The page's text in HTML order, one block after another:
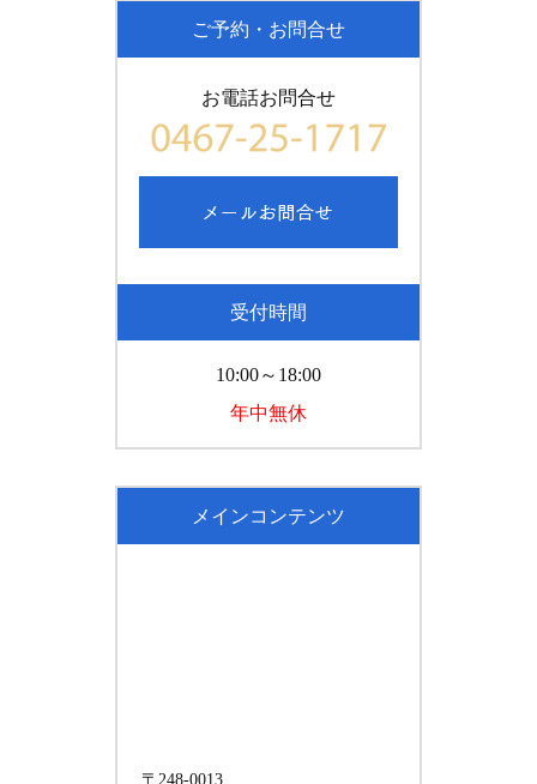
ご予約・お問合せ
お電話お問合せ
受付時間
10:00～18:00
年中無休
メインコンテンツ
〒248-0013